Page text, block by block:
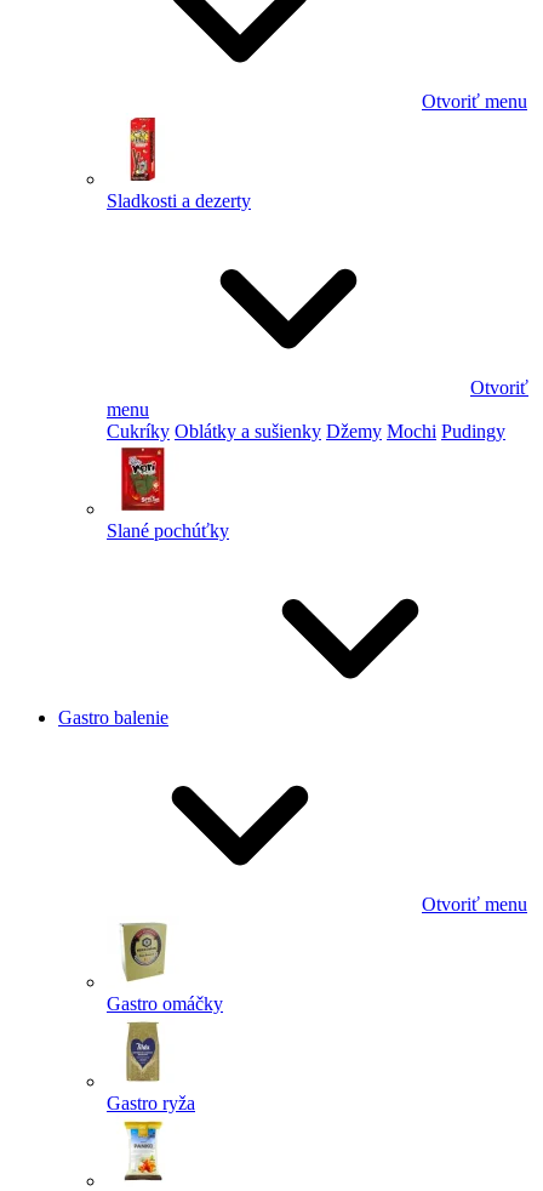
Otvoriť menu
Sladkosti a dezerty
Otvoriť
menu
Cukríky Oblátky a sušienky Džemy Mochi Pudingy
Slané pochúťky
Gastro balenie
Otvoriť menu
Gastro omáčky
Gastro ryža